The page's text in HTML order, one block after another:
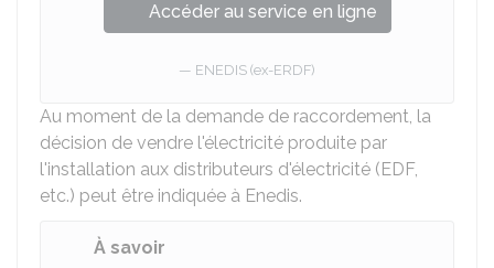
Accéder au service en ligne
ENEDIS (ex-ERDF)
Au moment de la demande de raccordement, la
décision de vendre l'électricité produite par
l'installation aux distributeurs d'électricité (EDF,
etc.) peut être indiquée à Enedis.
À savoir